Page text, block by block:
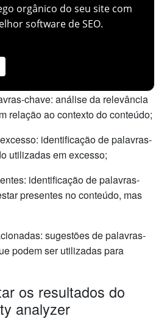
orgânico do seu site com
software de SEO.
chave: análise da relevância
relação ao contexto do conteúdo;
identificação de palavras-
utilizadas em excesso;
identificação de palavras-
presentes no conteúdo, mas
sugestões de palavras-
podem ser utilizadas para
os resultados do
analyzer